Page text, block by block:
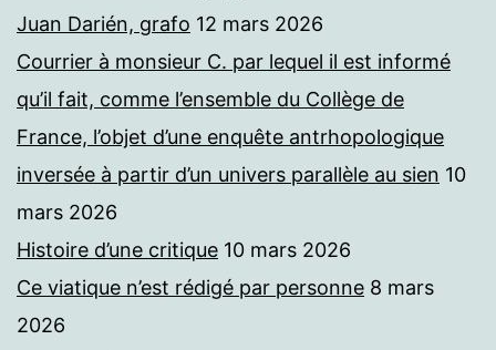
Juan Darién, grafo 12 mars 2026
Courrier à monsieur C. par lequel il est informé
qu’il fait, comme l’ensemble du Collège de
France, l’objet d’une enquête antrhopologique
inversée à partir d’un univers parallèle au sien 10
mars 2026
Histoire d’une critique 10 mars 2026
Ce viatique n’est rédigé par personne 8 mars
2026